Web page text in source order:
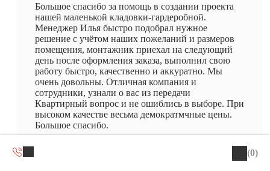
(0)
Большое спасибо за помощь в создании проекта
нашей маленькой кладовки-гардеробной.
Менеджер Илья быстро подобрал нужное
решение с учётом наших пожеланий и размеров
помещения, монтажник приехал на следующий
день после оформления заказа, выполнил свою
работу быстро, качественно и аккуратно. Мы
очень довольны. Отличная компания и
сотрудники, узнали о вас из передачи
Квартирный вопрос и не ошиблись в выборе. При
высоком качестве весьма демократмчные цены.
Большое спасибо.